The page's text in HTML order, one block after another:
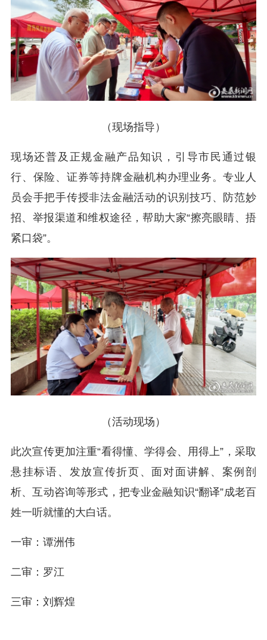
（现场指导）
现场还普及正规金融产品知识，引导市民通过银
行、保险、证券等持牌金融机构办理业务。专业人
员会手把手传授非法金融活动的识别技巧、防范妙
招、举报渠道和维权途径，帮助大家“擦亮眼睛、捂
紧口袋”。
（活动现场）
此次宣传更加注重“看得懂、学得会、用得上”，采取
悬挂标语、发放宣传折页、面对面讲解、案例剖
析、互动咨询等形式，把专业金融知识“翻译”成老百
姓一听就懂的大白话。
一审：谭洲伟
二审：罗江
三审：刘辉煌